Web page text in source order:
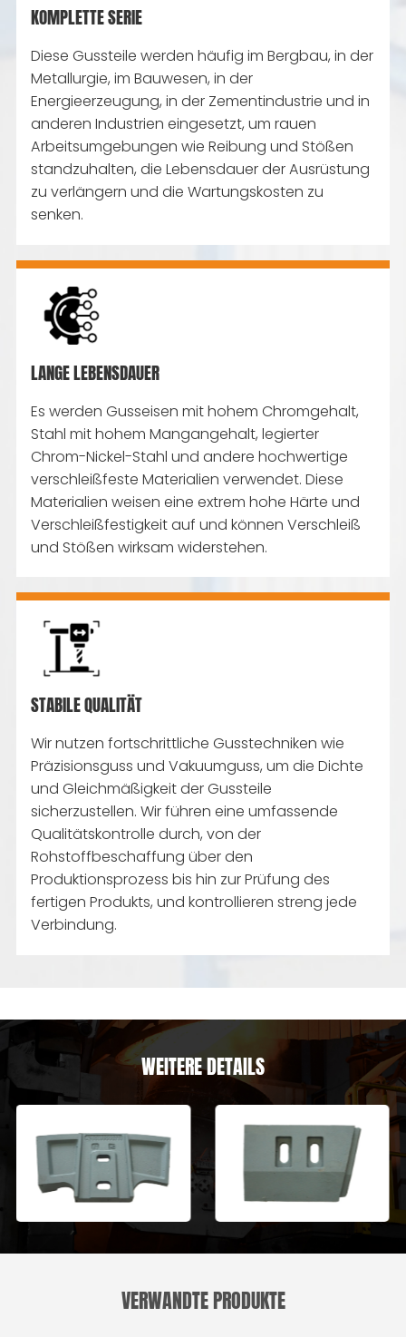
KOMPLETTE SERIE
Diese Gussteile werden häufig im Bergbau, in der
Metallurgie, im Bauwesen, in der
Energieerzeugung, in der Zementindustrie und in
anderen Industrien eingesetzt, um rauen
Arbeitsumgebungen wie Reibung und Stößen
standzuhalten, die Lebensdauer der Ausrüstung
zu verlängern und die Wartungskosten zu
senken.
LANGE LEBENSDAUER
Es werden Gusseisen mit hohem Chromgehalt,
Stahl mit hohem Mangangehalt, legierter
Chrom-Nickel-Stahl und andere hochwertige
verschleißfeste Materialien verwendet. Diese
Materialien weisen eine extrem hohe Härte und
Verschleißfestigkeit auf und können Verschleiß
und Stößen wirksam widerstehen.
STABILE QUALITÄT
Wir nutzen fortschrittliche Gusstechniken wie
Präzisionsguss und Vakuumguss, um die Dichte
und Gleichmäßigkeit der Gussteile
sicherzustellen. Wir führen eine umfassende
Qualitätskontrolle durch, von der
Rohstoffbeschaffung über den
Produktionsprozess bis hin zur Prüfung des
fertigen Produkts, und kontrollieren streng jede
Verbindung.
WEITERE DETAILS
VERWANDTE PRODUKTE